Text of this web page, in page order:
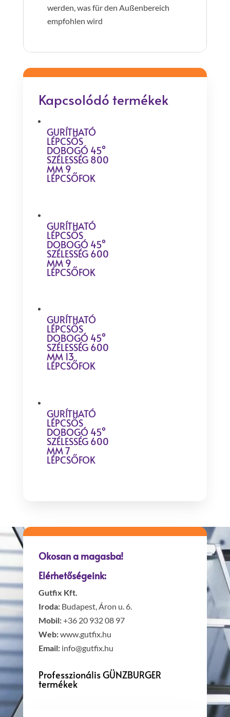
werden, was für den Außenbereich
empfohlen wird
Kapcsolódó termékek
GURÍTHATÓ
LÉPCSŐS
DOBOGÓ 45°
SZÉLESSÉG 800
MM 9
LÉPCSŐFOK
GURÍTHATÓ
LÉPCSŐS
DOBOGÓ 45°
SZÉLESSÉG 600
MM 9
LÉPCSŐFOK
GURÍTHATÓ
LÉPCSŐS
DOBOGÓ 45°
SZÉLESSÉG 600
MM 13
LÉPCSŐFOK
GURÍTHATÓ
LÉPCSŐS
DOBOGÓ 45°
SZÉLESSÉG 600
MM 7
LÉPCSŐFOK
Okosan a magasba!
Elérhetőségeink:
Gutfix Kft.
Iroda:Budapest, Áron u. 6.
Mobil:+36 20 932 08 97
Web:www.gutfix.hu
Email: info@gutfix.hu
Professzionális GÜNZBURGER
termékek